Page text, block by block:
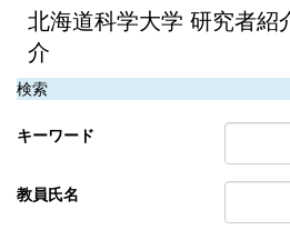
北海道科学大学 研究者紹
介
検索
キーワード
教員氏名